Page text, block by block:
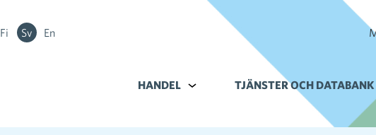
Fi Sv En
HANDEL Alavalikko kohteelle Handel
TJÄNSTER OCH DATABANK